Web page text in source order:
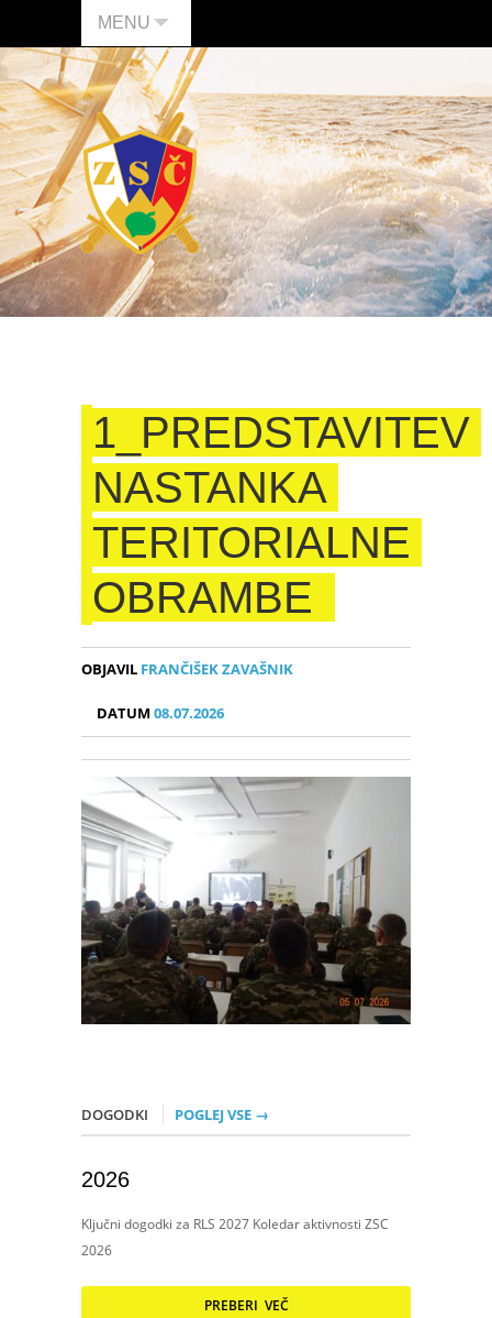
MENU
1_PREDSTAVITEV
NASTANKA
TERITORIALNE
OBRAMBE
OBJAVIL FRANČIŠEK ZAVAŠNIK
DATUM08.07.2026
DOGODKI POGLEJ VSE →
2026
Ključni dogodki za RLS 2027 Koledar aktivnosti ZSC
2026
PREBERI VEČ